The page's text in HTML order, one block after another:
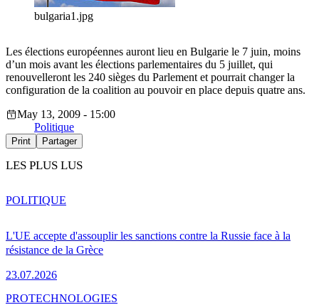
bulgaria1.jpg
Les élections européennes auront lieu en Bulgarie le 7 juin, moins
d’un mois avant les élections parlementaires du 5 juillet, qui
renouvelleront les 240 sièges du Parlement et pourrait changer la
configuration de la coalition au pouvoir en place depuis quatre ans.
May 13, 2009 - 15:00
Politique
Print Partager
LES PLUS LUS
L'UE accepte d'assouplir les sanctions contre la Russie face à la
résistance de la Grèce
23.07.2026
POLITIQUE
PROTECHNOLOGIES